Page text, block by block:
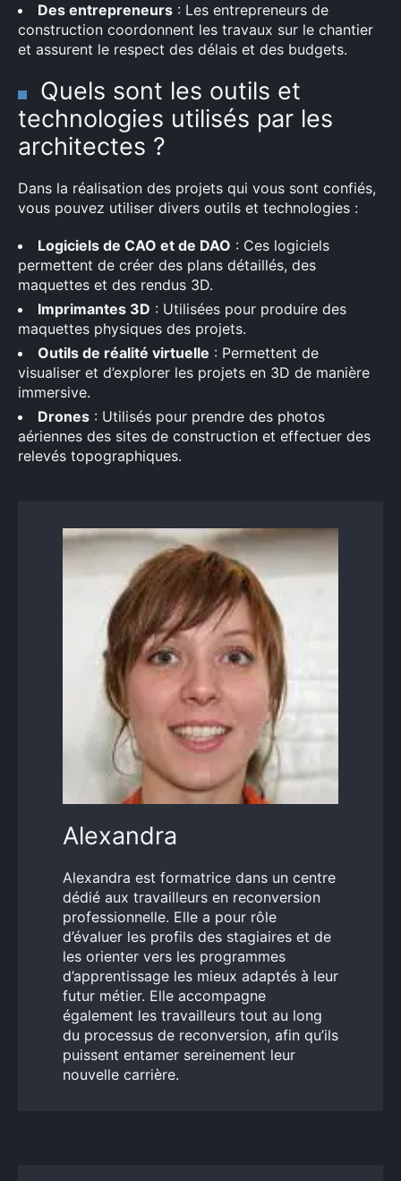
Des entrepreneurs : Les entrepreneurs de
construction coordonnent les travaux sur le chantier
et assurent le respect des délais et des budgets.
Quels sont les outils et
technologies utilisés par les
architectes ?
Dans la réalisation des projets qui vous sont confiés,
vous pouvez utiliser divers outils et technologies :
Logiciels de CAO et de DAO : Ces logiciels
permettent de créer des plans détaillés, des
maquettes et des rendus 3D.
Imprimantes 3D : Utilisées pour produire des
maquettes physiques des projets.
Outils de réalité virtuelle : Permettent de
visualiser et d’explorer les projets en 3D de manière
immersive.
Drones : Utilisés pour prendre des photos
aériennes des sites de construction et effectuer des
relevés topographiques.
Alexandra
Alexandra est formatrice dans un centre
dédié aux travailleurs en reconversion
professionnelle. Elle a pour rôle
d’évaluer les profils des stagiaires et de
les orienter vers les programmes
d’apprentissage les mieux adaptés à leur
futur métier. Elle accompagne
également les travailleurs tout au long
du processus de reconversion, afin qu’ils
puissent entamer sereinement leur
nouvelle carrière.